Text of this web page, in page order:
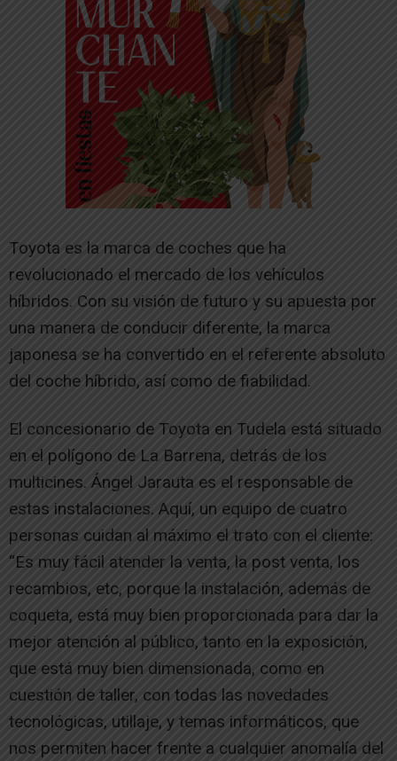
Toyota es la marca de coches que ha
revolucionado el mercado de los vehículos
híbridos. Con su visión de futuro y su apuesta por
una manera de conducir diferente, la marca
japonesa se ha convertido en el referente absoluto
del coche híbrido, así como de fiabilidad.
El concesionario de Toyota en Tudela está situado
en el polígono de La Barrena, detrás de los
multicines. Ángel Jarauta es el responsable de
estas instalaciones. Aquí, un equipo de cuatro
personas cuidan al máximo el trato con el cliente:
“Es muy fácil atender la venta, la post venta, los
recambios, etc, porque la instalación, además de
coqueta, está muy bien proporcionada para dar la
mejor atención al público, tanto en la exposición,
que está muy bien dimensionada, como en
cuestión de taller, con todas las novedades
tecnológicas, utillaje, y temas informáticos, que
nos permiten hacer frente a cualquier anomalía del